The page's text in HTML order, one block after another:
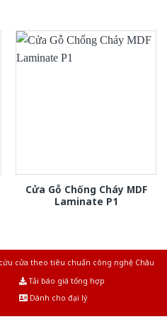
Cửa Gỗ Chống Cháy MDF
Laminate P1
cửa theo tiêu chuẩn công nghệ Châu
Tải báo giá tổng hợp
Dành cho đại lý